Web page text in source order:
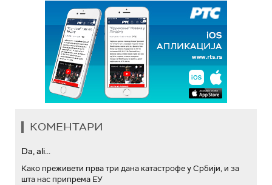
КОМЕНТАРИ
Da, ali...
Како преживети прва три дана катастрофе у Србији, и за
шта нас припрема ЕУ